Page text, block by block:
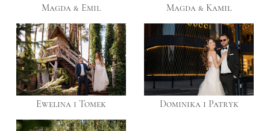
Magda & Emil Magda & Kamil
Ewelina i Tomek Dominika i Patryk